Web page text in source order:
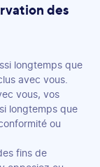
des
longtemps que
avec vous.
vous, vos
longtemps que
ou
fins de